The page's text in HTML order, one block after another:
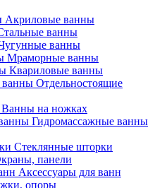
Акриловые ванны
ванны
ванны
Мраморные ванны
Квариловые ванны
Отдельностоящие
Ванны на ножках
Гидромассажные ванны
Стеклянные шторки
панели
Аксессуары для ванн
опоры